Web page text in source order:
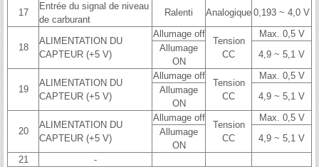
17
Entrée du signal de niveau
de carburant
Ralenti Analogique 0,193 ~ 4,0 V
18
ALIMENTATION DU
CAPTEUR (+5 V)
Allumage off
Tension
CC
Max. 0,5 V
Allumage
ON
4,9 ~ 5,1 V
19
ALIMENTATION DU
CAPTEUR (+5 V)
Allumage off
Tension
CC
Max. 0,5 V
Allumage
ON
4,9 ~ 5,1 V
20
ALIMENTATION DU
CAPTEUR (+5 V)
Allumage off
Tension
CC
Max. 0,5 V
Allumage
ON
4,9 ~ 5,1 V
21
-